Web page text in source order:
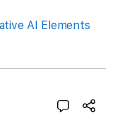
AI Elements